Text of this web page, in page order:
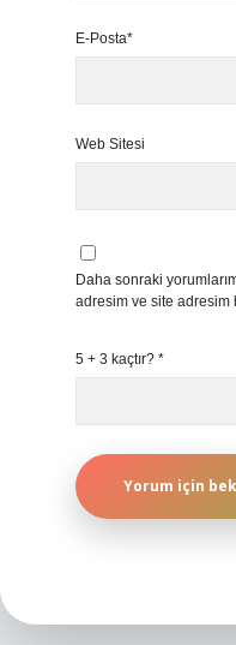
E-Posta*
Web Sitesi
Daha sonraki
adresim ve site adresim
5 + 3 kaçtır? *